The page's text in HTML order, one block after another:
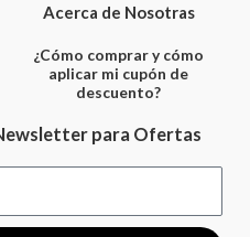
Acerca de Nosotras
¿Cómo comprar y cómo
aplicar mi cupón de
descuento?
para Ofertas